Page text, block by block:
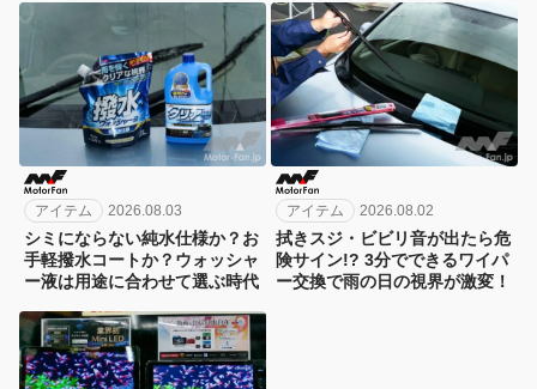
アイテム 2026.08.03
シミにならない純水仕様か？お
手軽撥水コートか？ウォッシャ
ー液は用途に合わせて選ぶ時代
アイテム 2026.08.02
拭きスジ・ビビリ音が出たら危
険サイン!? 3分でできるワイパ
ー交換で雨の日の視界が激変！